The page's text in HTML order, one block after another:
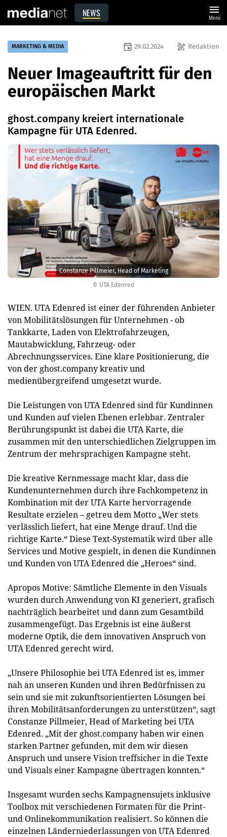
NEWS menu
Menü
© UTA Edenred
Constanze Pillmeier, Head of Marketing
MARKETING & MEDIA draw Redaktion
event 29.02.2024
Neuer Imageauftritt für den
europäischen Markt
ghost.company kreiert internationale
Kampagne für UTA Edenred.
WIEN. UTA Edenred ist einer der führenden Anbieter
von Mobilitätslösungen für Unternehmen - ob
Tankkarte, Laden von Elektrofahrzeugen,
Mautabwicklung, Fahrzeug- oder
Abrechnungsservices. Eine klare Positionierung, die
von der ghost.company kreativ und
medienübergreifend umgesetzt wurde.
Die Leistungen von UTA Edenred sind für Kundinnen
und Kunden auf vielen Ebenen erlebbar. Zentraler
Berührungspunkt ist dabei die UTA Karte, die
zusammen mit den unterschiedlichen Zielgruppen im
Zentrum der mehrsprachigen Kampagne steht.
Die kreative Kernmessage macht klar, dass die
Kundenunternehmen durch ihre Fachkompetenz in
Kombination mit der UTA Karte hervorragende
Resultate erzielen – getreu dem Motto „Wer stets
verlässlich liefert, hat eine Menge drauf. Und die
richtige Karte.“ Diese Text-Systematik wird über alle
Services und Motive gespielt, in denen die Kundinnen
und Kunden von UTA Edenred die „Heroes“ sind.
Apropos Motive: Sämtliche Elemente in den Visuals
wurden durch Anwendung von KI generiert, grafisch
nachträglich bearbeitet und dann zum Gesamtbild
zusammengefügt. Das Ergebnis ist eine äußerst
moderne Optik, die dem innovativen Anspruch von
UTA Edenred gerecht wird.
„Unsere Philosophie bei UTA Edenred ist es, immer
nah an unseren Kunden und ihren Bedürfnissen zu
sein und sie mit zukunftsorientierten Lösungen bei
ihren Mobilitätsanforderungen zu unterstützen“, sagt
Constanze Pillmeier, Head of Marketing bei UTA
Edenred. „Mit der ghost.company haben wir einen
starken Partner gefunden, mit dem wir diesen
Anspruch und unsere Vision treffsicher in die Texte
und Visuals einer Kampagne übertragen konnten.“
Insgesamt wurden sechs Kampagnensujets inklusive
Toolbox mit verschiedenen Formaten für die Print-
und Onlinekommunikation realisiert. So können die
einzelnen Länderniederlassungen von UTA Edenred